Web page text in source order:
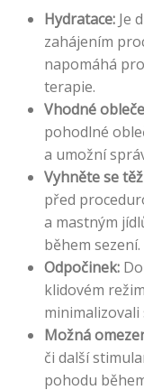
Hydratace:Je
zahájením
napomáhá
terapie.
Vhodné
pohodlné
a umožní
Vyhněte se
před
a mastným
během sezení.
Odpočinek:
klidovém
Možná
či další
pohodu